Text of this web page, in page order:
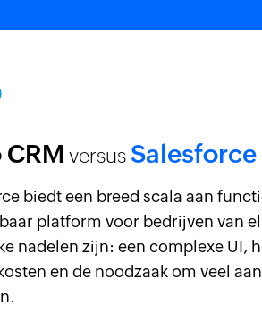
versus Salesforce
biedt een breed scala aan
platform voor bedrijven van
nadelen zijn: een complexe UI,
en de noodzaak om veel